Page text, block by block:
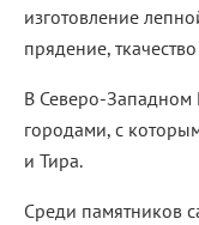
изготовление
прядение,
В Северо-
городами, с
и Тира.
Среди памятников